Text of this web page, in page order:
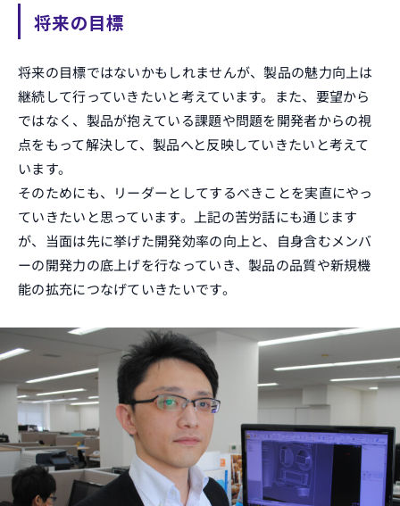
将来の目標
将来の目標ではないかもしれませんが、製品の魅力向上は
継続して行っていきたいと考えています。また、要望から
ではなく、製品が抱えている課題や問題を開発者からの視
点をもって解決して、製品へと反映していきたいと考えて
います。
そのためにも、リーダーとしてするべきことを実直にやっ
ていきたいと思っています。上記の苦労話にも通じます
が、当面は先に挙げた開発効率の向上と、自身含むメンバ
ーの開発力の底上げを行なっていき、製品の品質や新規機
能の拡充につなげていきたいです。